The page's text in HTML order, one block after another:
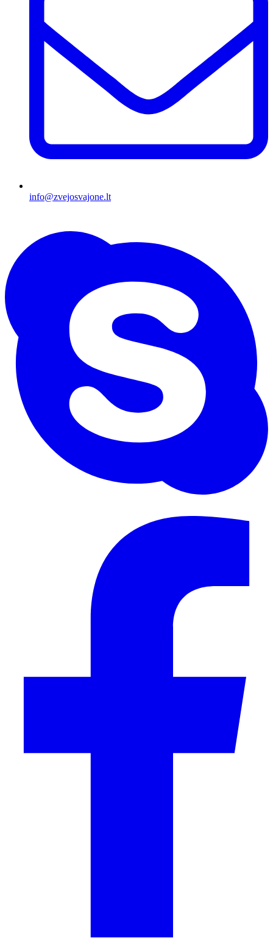
info@zvejosvajone.lt